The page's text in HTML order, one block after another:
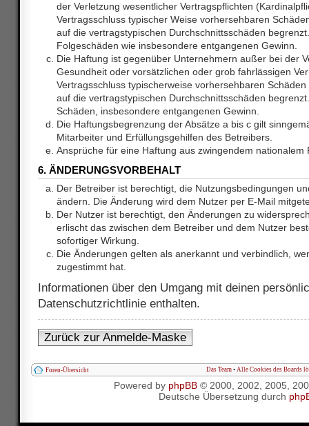
der Verletzung wesentlicher Vertragspflichten
Vertragsschluss typischer Weise vorhersehbaren
auf die vertragstypischen Durchschnittsschäden
Folgeschäden wie insbesondere entgangenen Gewinn.
Die Haftung ist gegenüber Unternehmern außer bei der
Gesundheit oder vorsätzlichen oder grob fahrlässigen
Vertragsschluss typischerweise vorhersehbaren
auf die vertragstypischen Durchschnittsschäden
Schäden, insbesondere entgangenen Gewinn.
Die Haftungsbegrenzung der Absätze a bis c gilt
Mitarbeiter und Erfüllungsgehilfen des Betreibers.
Ansprüche für eine Haftung aus zwingendem nationalem
6. ÄNDERUNGSVORBEHALT
Der Betreiber ist berechtigt, die Nutzungsbedingungen
ändern. Die Änderung wird dem Nutzer per E-Mail
Der Nutzer ist berechtigt, den Änderungen zu
erlischt das zwischen dem Betreiber und dem Nutzer
sofortiger Wirkung.
Die Änderungen gelten als anerkannt und verbindlich,
zugestimmt hat.
Informationen über den Umgang mit deinen
Datenschutzrichtlinie enthalten.
Zurück zur Anmelde-Maske
Foren-Übersicht Das Team • Alle Cookies des Boards
Powered by phpBB© 2000, 2002, 2005,
Deutsche Übersetzung durch